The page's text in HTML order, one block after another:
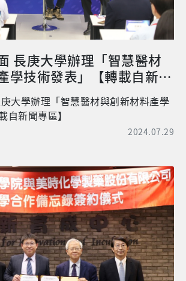
長庚大學辦理「智慧醫材
學技術發表」【轉載自新聞
大學辦理「智慧醫材與創新材料產學
自新聞專區】
2024.07.29